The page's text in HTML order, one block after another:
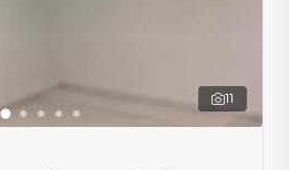
11